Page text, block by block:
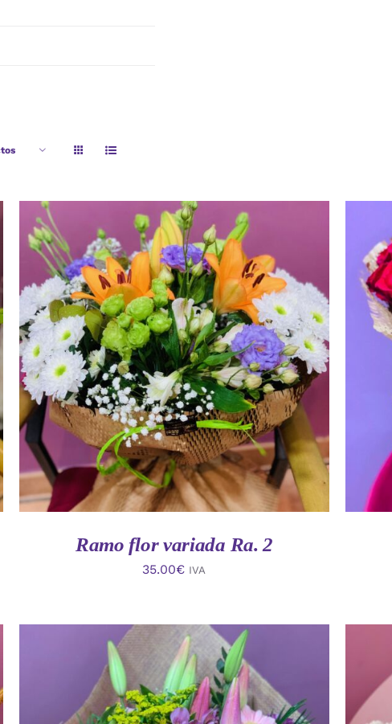
AÑADIR AL CARRITO / VISTA RAPIDA
Ramo flor variada Ra. 2
35.00€ IVA